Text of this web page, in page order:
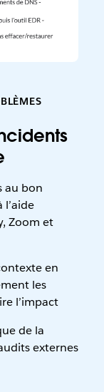
au bon
Zoom et
en
les
l’impact
de la
externes